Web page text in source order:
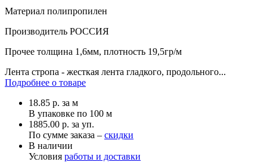
Материал полипропилен
Производитель РОССИЯ
Прочее толщина 1,6мм, плотность 19,5гр/м
Лента стропа - жесткая лента гладкого, продольного...
Подробнее о товаре
18.85 р. за м
В упаковке по 100 м
1885.00 р. за уп.
По сумме заказа – скидки
В наличии
Условия работы и доставки